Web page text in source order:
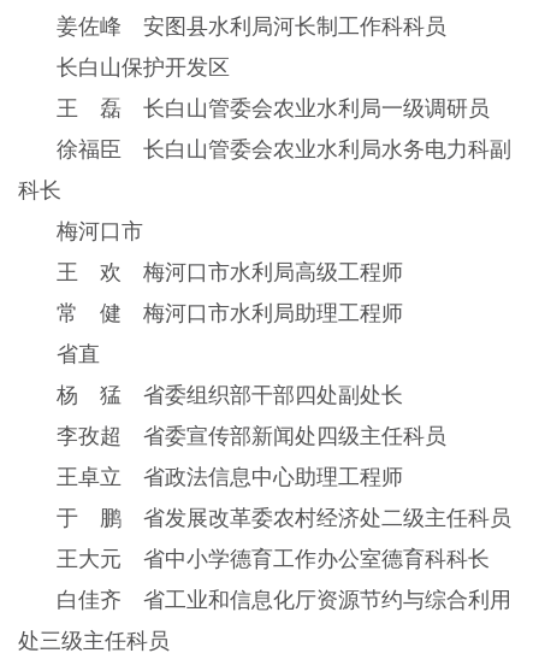
姜佐峰 安图县水利局河长制工作科科员
长白山保护开发区
王 磊 长白山管委会农业水利局一级调研员
徐福臣 长白山管委会农业水利局水务电力科副
科长
梅河口市
王 欢 梅河口市水利局高级工程师
常 健 梅河口市水利局助理工程师
省直
杨 猛 省委组织部干部四处副处长
李孜超 省委宣传部新闻处四级主任科员
王卓立 省政法信息中心助理工程师
于 鹏 省发展改革委农村经济处二级主任科员
王大元 省中小学德育工作办公室德育科科长
白佳齐 省工业和信息化厅资源节约与综合利用
处三级主任科员